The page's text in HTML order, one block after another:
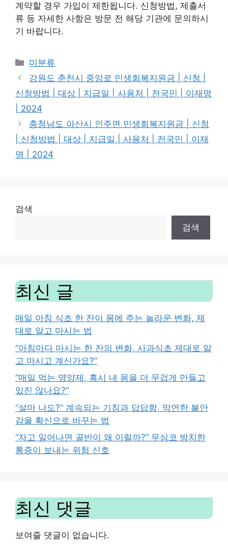
계약할 경우 가입이 제한됩니다. 신청방법, 제출서
류 등 자세한 사항은 방문 전 해당 기관에 문의하시
기 바랍니다.
Categories
미분류
강원도 춘천시 중앙로 민생회복지원금 | 신청 |
신청방법 | 대상 | 지급일 | 사용처 | 전국민 | 이재명
| 2024
충청남도 아산시 인주면 민생회복지원금 | 신청
| 신청방법 | 대상 | 지급일 | 사용처 | 전국민 | 이재
명 | 2024
검색
검색
최신 글
매일 아침 식초 한 잔이 몸에 주는 놀라운 변화, 제
대로 알고 마시는 법
“아침마다 마시는 한 잔의 변화, 사과식초 제대로 알
고 마시고 계신가요?”
“매일 먹는 영양제, 혹시 내 몸을 더 무겁게 만들고
있진 않나요?”
“설마 나도?” 계속되는 기침과 답답함, 막연한 불안
감을 확신으로 바꾸는 법
“자고 일어나면 골반이 왜 이럴까?” 무심코 방치한
통증이 보내는 위험 신호
최신 댓글
보여줄 댓글이 없습니다.